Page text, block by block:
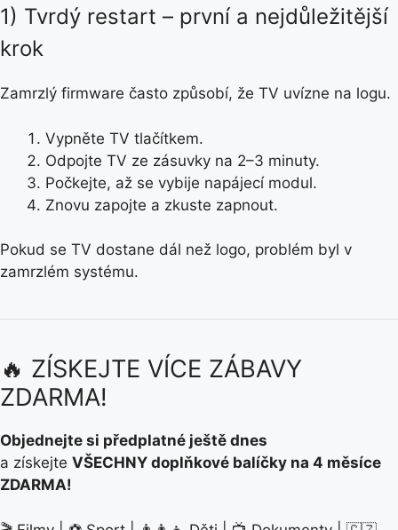
1) Tvrdý restart – první a nejdůležitější
krok
Zamrzlý firmware často způsobí, že TV uvízne na logu.
Vypněte TV tlačítkem.
Odpojte TV ze zásuvky na 2–3 minuty.
Počkejte, až se vybije napájecí modul.
Znovu zapojte a zkuste zapnout.
Pokud se TV dostane dál než logo, problém byl v
zamrzlém systému.
🔥 ZÍSKEJTE VÍCE ZÁBAVY
ZDARMA!
Objednejte si předplatné ještě dnes
a získejte VŠECHNY doplňkové balíčky na 4 měsíce
ZDARMA!